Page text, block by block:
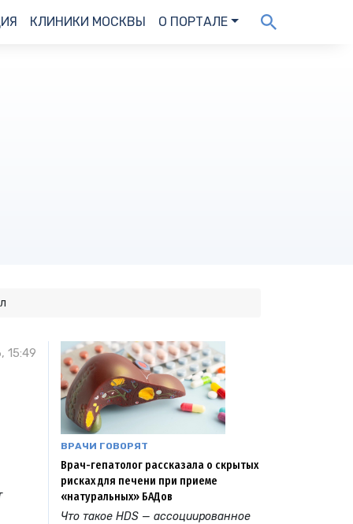
КЛИНИКИ МОСКВЫ О ПОРТАЛЕ
15:49
ВРАЧИ ГОВОРЯТ
Врач-гепатолог рассказала о скрытых
рисках для печени при приеме
«натуральных» БАДов
Что такое HDS — ассоциированное